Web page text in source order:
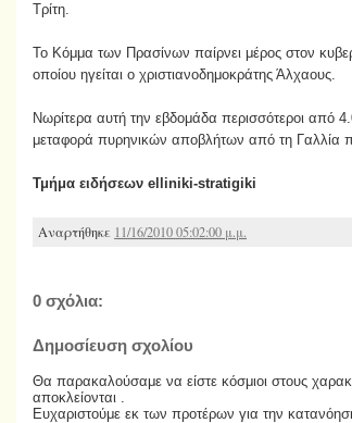
Τρίτη.
Το Κόμμα των Πρασίνων παίρνει μέρος στον
οποίου ηγείται ο χριστιανοδημοκράτης Άλχαους.
Νωρίτερα αυτή την εβδομάδα περισσότεροι
μεταφορά πυρηνικών αποβλήτων από τη Γαλλία
Τμήμα ειδήσεων elliniki-stratigiki
Αναρτήθηκε 11/16/2010 05:02:00 μ.μ.
0 σχόλια:
Δημοσίευση σχολίου
Θα παρακαλούσαμε να είστε κόσμιοι στους
αποκλείονται .
Ευχαριστούμε εκ των προτέρων για την